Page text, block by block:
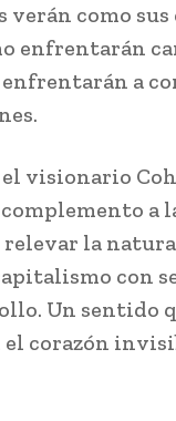
verán como
enfrentarán
a
visionario
a
relevar la
con
Un sentido
corazón